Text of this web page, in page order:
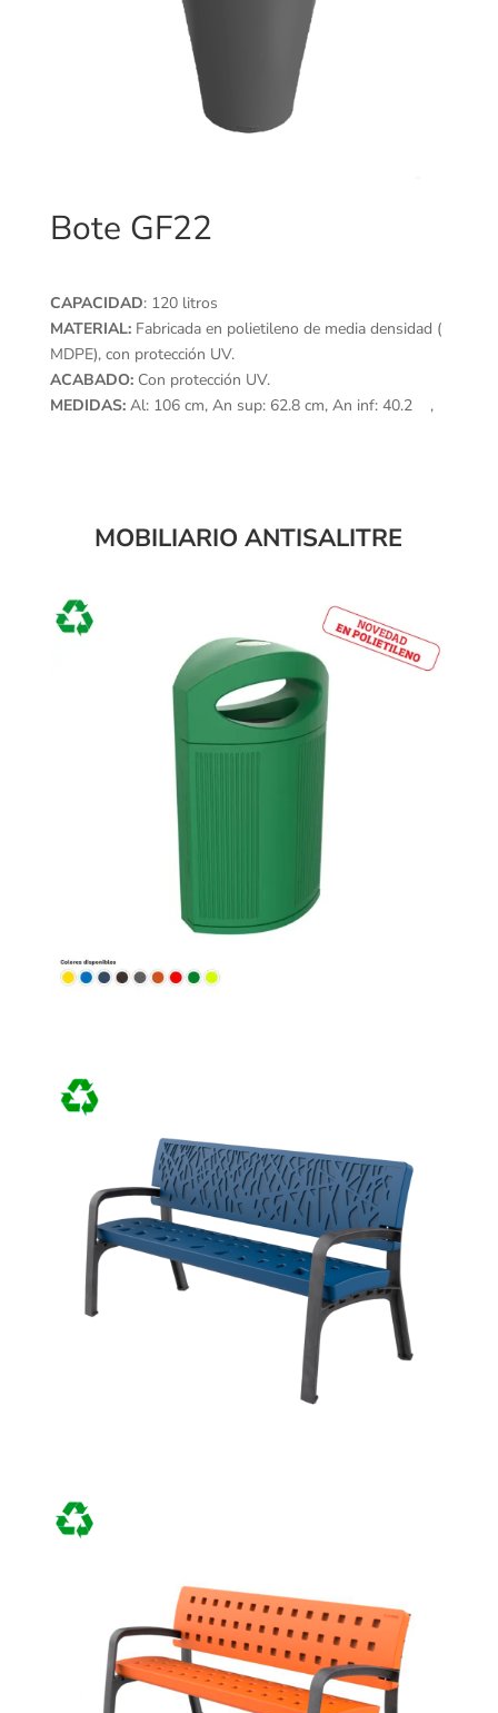
Bote GF22
CAPACIDAD: 120 litros
MATERIAL: Fabricada en polietileno de media densidad (
MDPE), con protección UV.
ACABADO:Con protección UV.
MEDIDAS:Al: 106 cm, An sup: 62.8 cm, An inf: 40.2 ,
MOBILIARIO ANTISALITRE